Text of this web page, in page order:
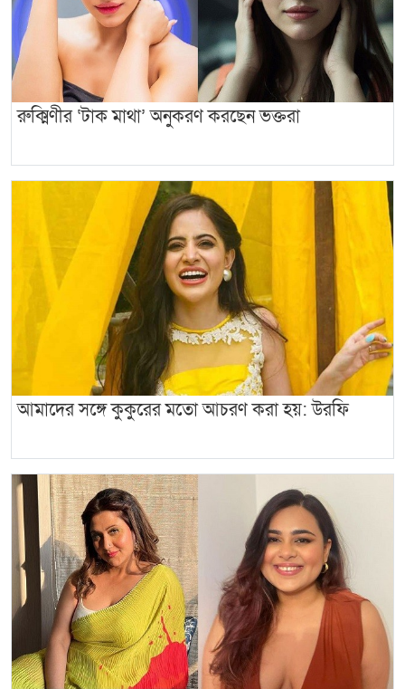
রুক্মিণীর ‘টাক মাথা’ অনুকরণ করছেন ভক্তরা
আমাদের সঙ্গে কুকুরের মতো আচরণ করা হয়: উরফি